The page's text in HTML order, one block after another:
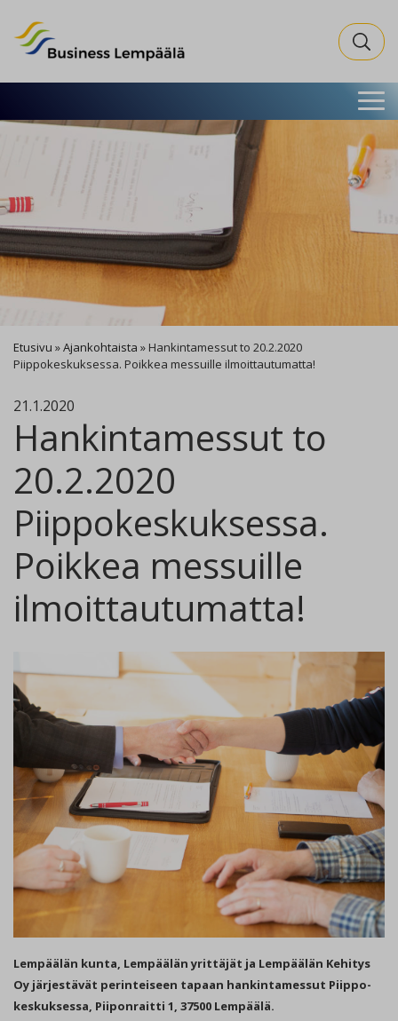
Business Lempäälä
Search
Etusivu »Ajankohtaista » Hankintamessut to 20.2.2020
Piippokeskuksessa. Poikkea messuille ilmoittautumatta!
21.1.2020
Hankintamessut to
20.2.2020
Piippokeskuksessa.
Poikkea messuille
ilmoittautumatta!
Lempäälän kunta, Lempäälän yrittäjät ja Lempäälän Kehitys
Oy järjestävät perinteiseen tapaan hankintamessut Piippo-
keskuksessa, Piiponraitti 1, 37500 Lempäälä.